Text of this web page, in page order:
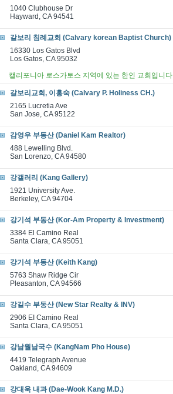
1040 Clubhouse Dr
Hayward, CA 94541
갈보리 침례교회 (Calvary korean Baptist Church)
16330 Los Gatos Blvd
Los Gatos, CA 95032
캘리포니아 로스가토스 지역에 있는 한인 교회입니다
갈보리교회, 이홍숙 (Calvary P. Holiness CH.)
2165 Lucretia Ave
San Jose, CA 95122
감영우 부동산 (Daniel Kam Realtor)
488 Lewelling Blvd.
San Lorenzo, CA 94580
강갤러리 (Kang Gallery)
1921 University Ave.
Berkeley, CA 94704
강기석 부동산 (Kor-Am Property & Investment)
3384 El Camino Real
Santa Clara, CA 95051
강기석 부동산 (Keith Kang)
5763 Shaw Ridge Cir
Pleasanton, CA 94566
강길수 부동산 (New Star Realty & INV)
2906 EI Camino Real
Santa Clara, CA 95051
강남월남국수 (KangNam Pho House)
4419 Telegraph Avenue
Oakland, CA 94609
강대욱 내과 (Dae-Wook Kang M.D.)